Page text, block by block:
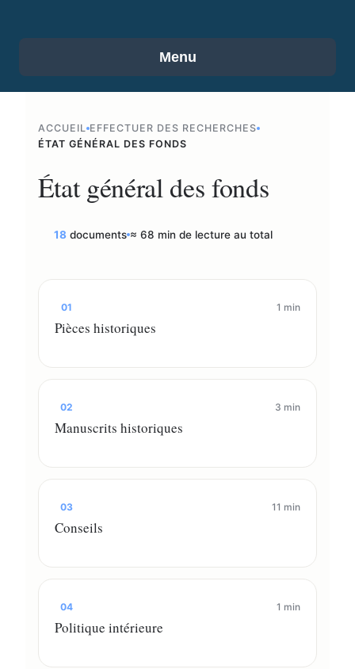
Menu
ACCUEIL EFFECTUER DES RECHERCHES
ÉTAT GÉNÉRAL DES FONDS
État général des fonds
18documents ≈ 68 min de lecture au total
01 1 min
Pièces historiques
02 3 min
Manuscrits historiques
03 11 min
Conseils
04 1 min
Politique intérieure